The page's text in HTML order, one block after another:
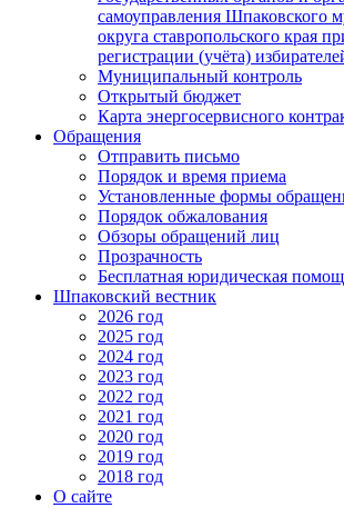
самоуправления Шпаковского
округа ставропольского края
регистрации (учёта)
Муниципальный контроль
Открытый бюджет
Карта энергосервисного
Обращения
Отправить письмо
Порядок и время приема
Установленные формы
Порядок обжалования
Обзоры обращений лиц
Прозрачность
Бесплатная юридическая
Шпаковский вестник
2026 год
2025 год
2024 год
2023 год
2022 год
2021 год
2020 год
2019 год
2018 год
О сайте